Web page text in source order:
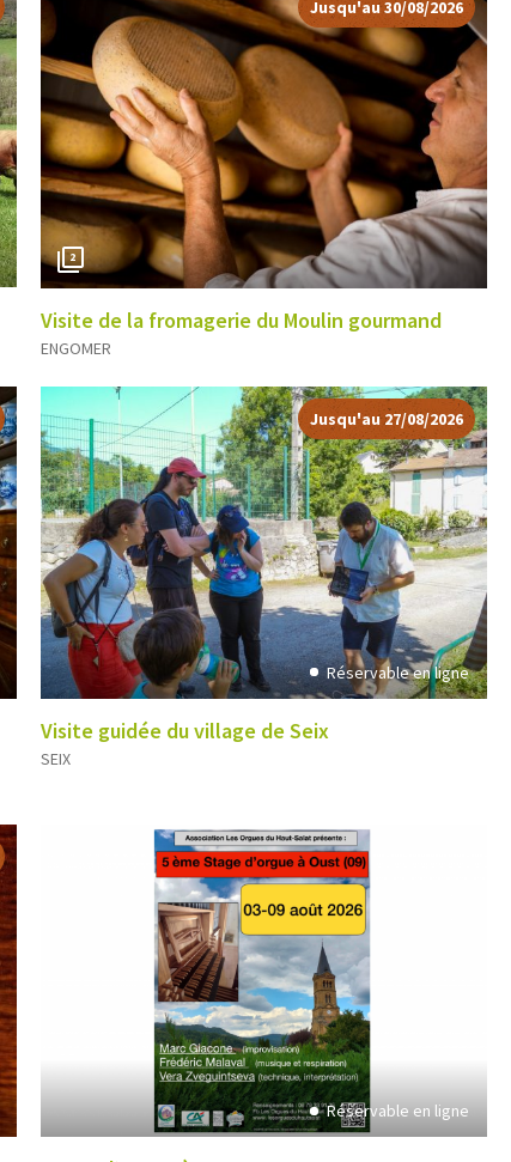
Jusqu'au 30/08/2026
2
Visite de la fromagerie du Moulin gourmand
ENGOMER
Jusqu'au 27/08/2026
Réservable en ligne
Visite guidée du village de Seix
SEIX
Réservable en ligne